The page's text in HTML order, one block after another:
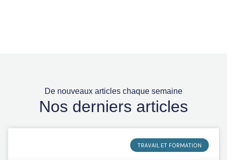
De nouveaux articles chaque semaine
Nos derniers articles
TRAVAIL ET FORMATION